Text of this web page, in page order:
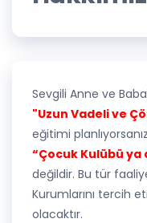
Sevgili Anne ve
"Uzun Vadeli ve
eğitimi
“Çocuk Kulübü ya
değildir. Bu tür
Kurumlarını tercih
olacaktır.